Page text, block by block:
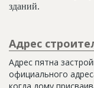
зданий.
Адрес
Адрес пятна
официального